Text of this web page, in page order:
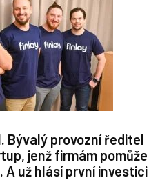
Bývalý provozní ředitel
jenž firmám pomůže
už hlásí první investici